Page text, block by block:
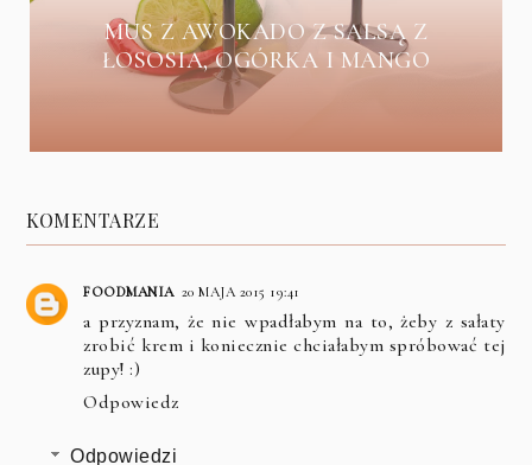
MUS Z AWOKADO Z SALSĄ Z
ŁOSOSIA, OGÓRKA I MANGO
KOMENTARZE
FOODMANIA 20 MAJA 2015 19:41
a przyznam, że nie wpadłabym na to, żeby z sałaty
zrobić krem i koniecznie chciałabym spróbować tej
zupy! :)
Odpowiedz
Odpowiedzi